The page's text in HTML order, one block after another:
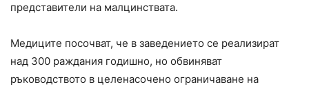
представители на малцинствата.
Медиците посочват, че в заведението се реализират
над 300 раждания годишно, но обвиняват
ръководството в целенасочено ограничаване на